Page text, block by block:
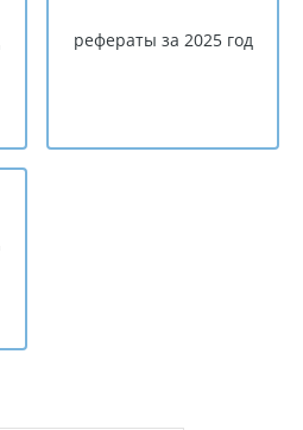
рефераты за 2025 год